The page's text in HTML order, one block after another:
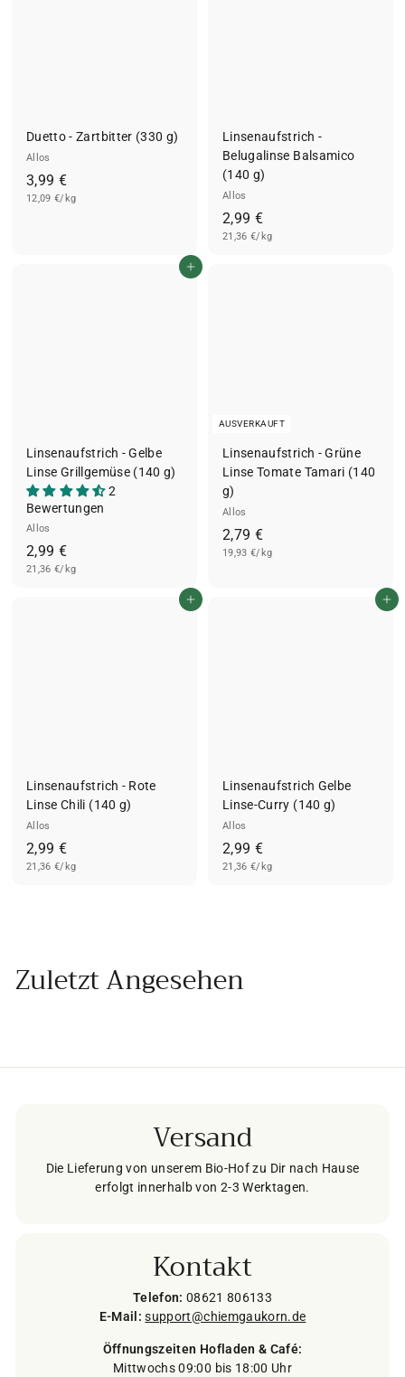
Duetto - Zartbitter (330 g)
Allos
3,99 €3
,
12,09 €/kg
Linsenaufstrich -
Belugalinse Balsamico
(140 g)
Allos
2,99 €2
,
21,36 €/kg
In den Einkaufswagen legen
Linsenaufstrich - Gelbe
Linse Grillgemüse (140 g)
2
Bewertungen
Allos
2,99 €2
,
21,36 €/kg
AUSVERKAUFT
Linsenaufstrich - Grüne
Linse Tomate Tamari (140
g)
Allos
2,79 €2
,
19,93 €/kg
In den Einkaufswagen legen
Linsenaufstrich - Rote
Linse Chili (140 g)
Allos
2,99 €2
,
21,36 €/kg
In den Einkaufswagen legen
Linsenaufstrich Gelbe
Linse-Curry (140 g)
Allos
2,99 €2
,
21,36 €/kg
Zuletzt Angesehen
Versand
Die Lieferung von unserem Bio-Hof zu Dir nach Hause
erfolgt innerhalb von 2-3 Werktagen.
Kontakt
Telefon: 08621 806133
E-Mail: support@chiemgaukorn.de
Öffnungszeiten Hofladen & Café:
Mittwochs 09:00 bis 18:00 Uhr